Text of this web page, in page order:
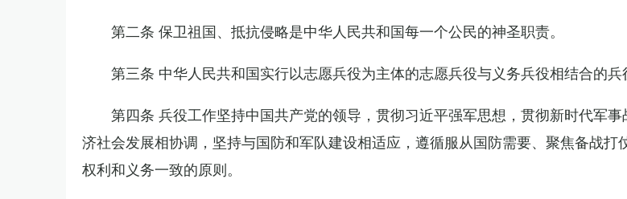
第二条 保卫祖国、抵抗侵略是中华人民共和国每一个公民的神圣职责。
第三条 中华人民共和国实行以志愿兵役为主体的志愿兵役与义务兵役相结合的兵
第四条 兵役工作坚持中国共产党的领导，贯彻习近平强军思想，贯彻新时代军
济社会发展相协调，坚持与国防和军队建设相适应，遵循服从国防需要、聚焦备战打
权利和义务一致的原则。